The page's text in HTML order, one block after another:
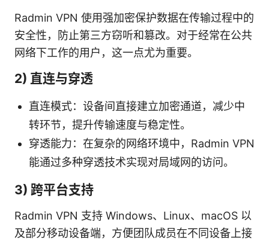
Radmin VPN 使用强加密保护数据在传输过程中的
安全性，防止第三方窃听和篡改。对于经常在公共
网络下工作的用户，这一点尤为重要。
2) 直连与穿透
直连模式：设备间直接建立加密通道，减少中
转环节，提升传输速度与稳定性。
穿透能力：在复杂的网络环境中，Radmin VPN
能通过多种穿透技术实现对局域网的访问。
3) 跨平台支持
Radmin VPN 支持 Windows、Linux、macOS 以
及部分移动设备端，方便团队成员在不同设备上接